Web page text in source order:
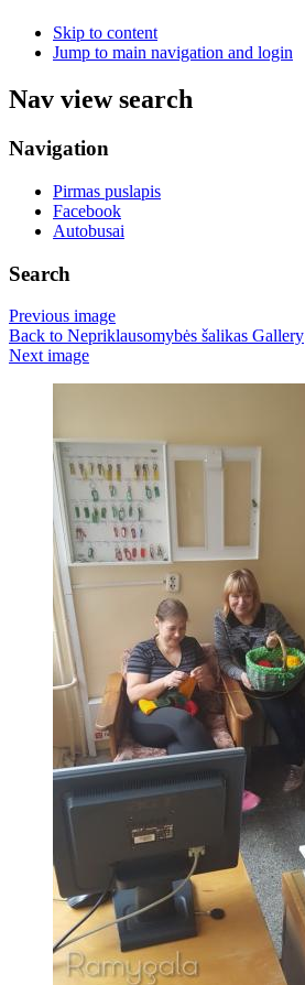
Skip to content
Jump to main navigation and login
Nav view search
Navigation
Pirmas puslapis
Facebook
Autobusai
Search
Previous image
Back to Nepriklausomybės šalikas Gallery
Next image